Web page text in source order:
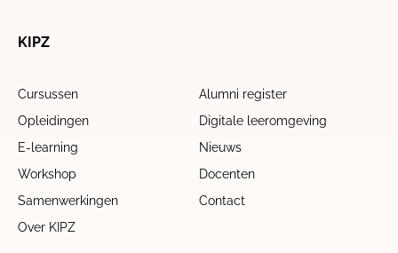
KIPZ
Cursussen
Alumni register
Opleidingen
Digitale leeromgeving
E-learning
Nieuws
Workshop
Docenten
Samenwerkingen
Contact
Over KIPZ